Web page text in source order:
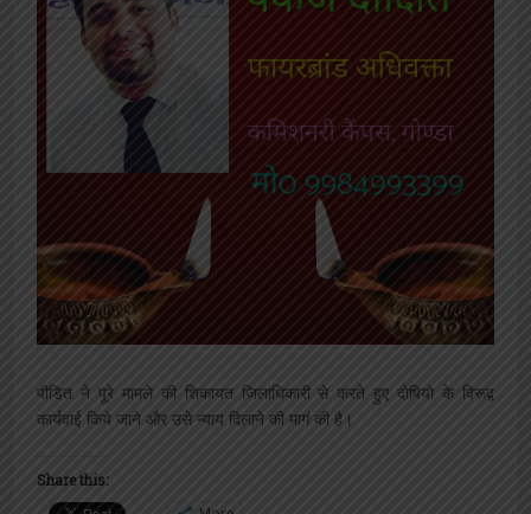
पीडित ने पूरे मामले की शिकायत जिलाधिकारी से करते हुए दोषियो के विरूद्व
कार्यवाई किये जाने और उसे न्याय दिलाने की मागं की है।
Share this: